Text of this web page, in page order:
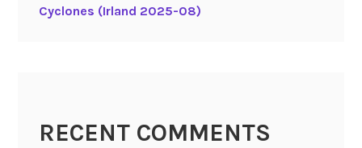
Cyclones (Irland 2025-08)
RECENT COMMENTS